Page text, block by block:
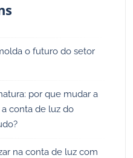
o futuro do setor
por que mudar a
conta de luz do
na conta de luz com